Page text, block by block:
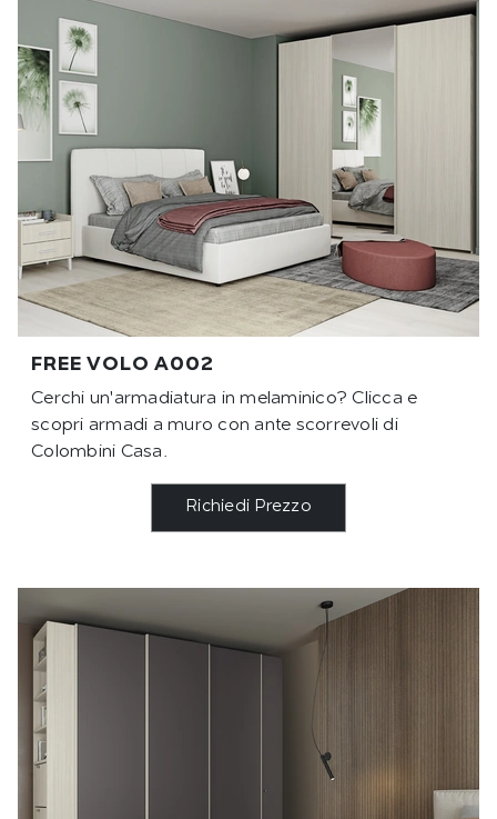
FREE VOLO A002
Cerchi un'armadiatura in melaminico? Clicca e
scopri armadi a muro con ante scorrevoli di
Colombini Casa.
Richiedi Prezzo